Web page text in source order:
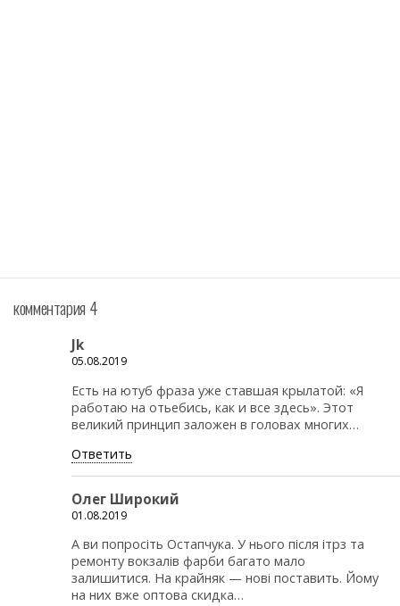
комментария 4
Jk
05.08.2019
Есть на ютуб фраза уже ставшая крылатой: «Я
работаю на отьебись, как и все здесь». Этот
великий принцип заложен в головах многих…
Ответить
Олег Широкий
01.08.2019
А ви попросіть Остапчука. У нього після ітрз та
ремонту вокзалів фарби багато мало
залишитися. На крайняк — нові поставить. Йому
на них вже оптова скидка…